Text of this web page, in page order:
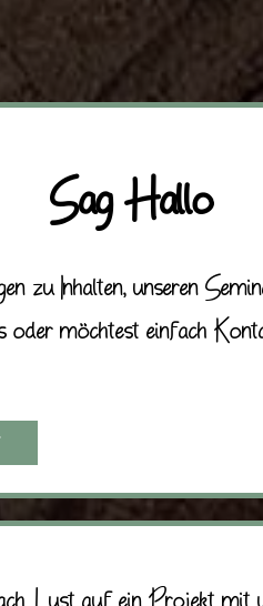
Sag Hallo
zu Inhalten, unseren
oder möchtest einfach